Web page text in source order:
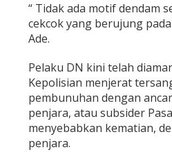
“ Tidak ada motif dendam
cekcok yang berujung
Ade.
Pelaku DN kini telah
Kepolisian menjerat
pembunuhan dengan
penjara, atau subsider
menyebabkan kematian,
penjara.